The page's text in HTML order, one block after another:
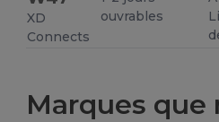
XD
Connects
ouvrables
Marques que